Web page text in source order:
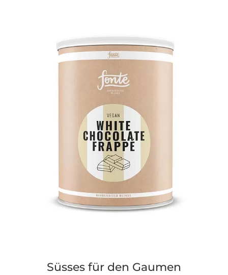
Süsses für den Gaumen